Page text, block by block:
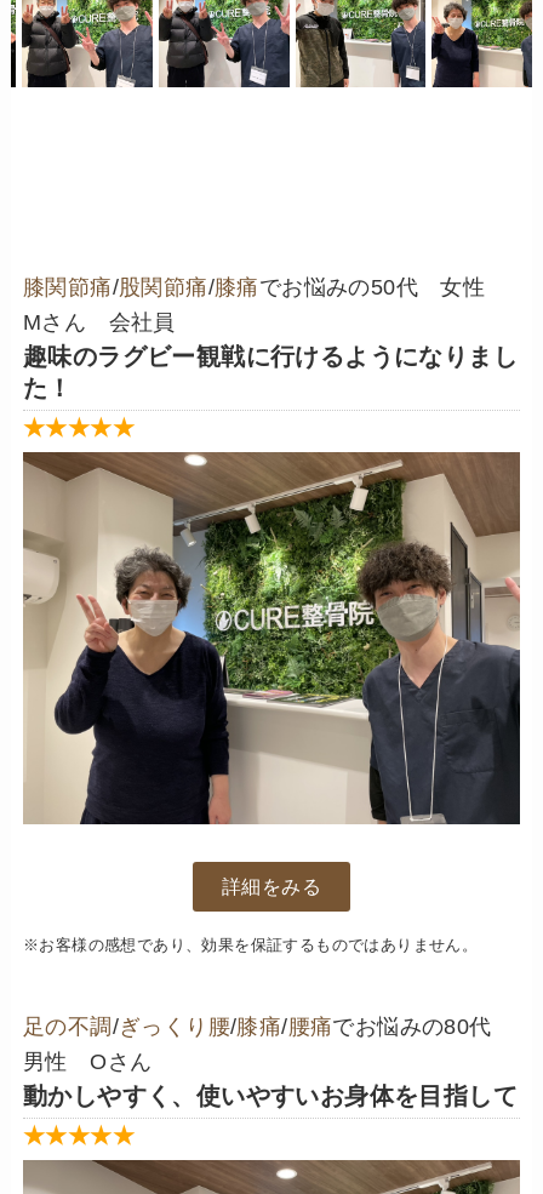
膝関節痛/股関節痛/膝痛でお悩みの50代 女性
Mさん 会社員
趣味のラグビー観戦に行けるようになりまし
た！
★★★★★
詳細をみる
※お客様の感想であり、効果を保証するものではありません。
足の不調 /ぎっくり腰/膝痛/腰痛でお悩みの80代
男性 Oさん
動かしやすく、使いやすいお身体を目指して
★★★★★